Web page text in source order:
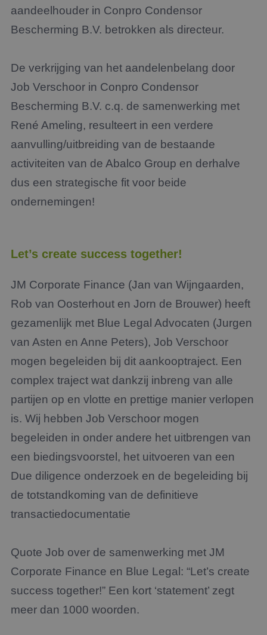
aandeelhouder in Conpro Condensor
Bescherming B.V. betrokken als directeur.
De verkrijging van het aandelenbelang door
Job Verschoor in Conpro Condensor
Bescherming B.V. c.q. de samenwerking met
René Ameling, resulteert in een verdere
aanvulling/uitbreiding van de bestaande
activiteiten van de Abalco Group en derhalve
dus een strategische fit voor beide
ondernemingen!
Let’s create success together!
JM Corporate Finance (Jan van Wijngaarden,
Rob van Oosterhout en Jorn de Brouwer) heeft
gezamenlijk met Blue Legal Advocaten (Jurgen
van Asten en Anne Peters), Job Verschoor
mogen begeleiden bij dit aankooptraject. Een
complex traject wat dankzij inbreng van alle
partijen op en vlotte en prettige manier verlopen
is. Wij hebben Job Verschoor mogen
begeleiden in onder andere het uitbrengen van
een biedingsvoorstel, het uitvoeren van een
Due diligence onderzoek en de begeleiding bij
de totstandkoming van de definitieve
transactiedocumentatie
Quote Job over de samenwerking met JM
Corporate Finance en Blue Legal: “Let’s create
success together!” Een kort ‘statement’ zegt
meer dan 1000 woorden.